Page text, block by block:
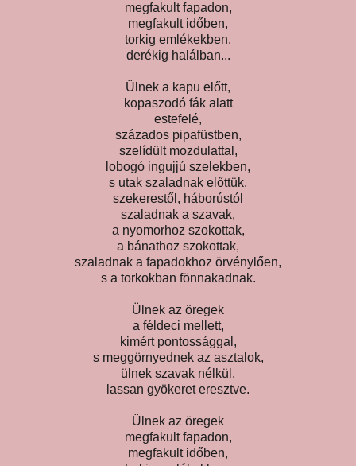
megfakult fapadon,
megfakult időben,
torkig emlékekben,
derékig halálban...
Ülnek a kapu előtt,
kopaszodó fák alatt
estefelé,
százados pipafüstben,
szelídült mozdulattal,
lobogó ingujjú szelekben,
s utak szaladnak előttük,
szekerestől, háborústól
szaladnak a szavak,
a nyomorhoz szokottak,
a bánathoz szokottak,
szaladnak a fapadokhoz örvénylően,
s a torkokban fönnakadnak.
Ülnek az öregek
a féldeci mellett,
kimért pontossággal,
s meggörnyednek az asztalok,
ülnek szavak nélkül,
lassan gyökeret eresztve.
Ülnek az öregek
megfakult fapadon,
megfakult időben,